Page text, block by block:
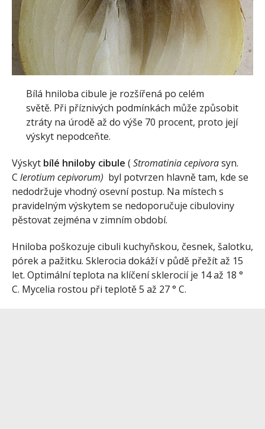
Bílá hniloba cibule je rozšířená po celém
světě. Při příznivých podmínkách může způsobit
ztráty na úrodě až do výše 70 procent, proto její
výskyt nepodceňte.
Výskyt bílé hniloby cibule ( Stromatinia cepivorasyn.
C lerotium cepivorum) byl potvrzen hlavně tam, kde se
nedodržuje vhodný osevní postup. Na místech s
pravidelným výskytem se nedoporučuje cibuloviny
pěstovat zejména v zimním období.
Hniloba poškozuje cibuli kuchyňskou, česnek, šalotku,
pórek a pažitku. Sklerocia dokáží v půdě přežít až 15
let. Optimální teplota na klíčení sklerocií je 14 až 18 °
C. Mycelia rostou při teplotě 5 až 27 ° C.